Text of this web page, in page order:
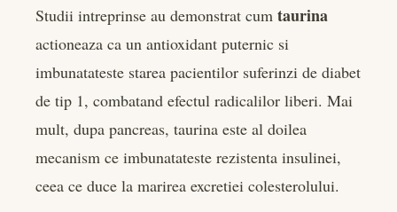
Studii intreprinse au demonstrat cum taurina
actioneaza ca un antioxidant puternic si
imbunatateste starea pacientilor suferinzi de diabet
de tip 1, combatand efectul radicalilor liberi. Mai
mult, dupa pancreas, taurina este al doilea
mecanism ce imbunatateste rezistenta insulinei,
ceea ce duce la marirea excretiei colesterolului.